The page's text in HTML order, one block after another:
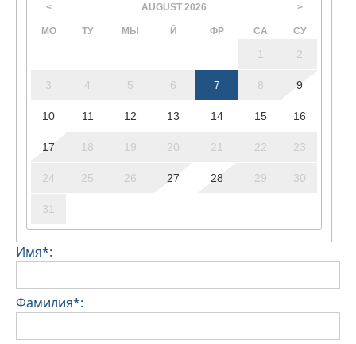
< AUGUST 2026 >
МО ТУ МЫ Й ФР СА СУ
1 2
3 4 5 6 7 8 9
10 11 12 13 14 15 16
17 18 19 20 21 22 23
24 25 26 27 28 29 30
31
Имя*:
Фамилия*: